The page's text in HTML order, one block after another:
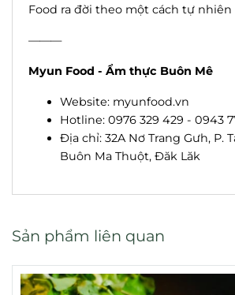
Food ra đời theo một cách tự
———
Myun Food - Ẩm thực Buôn Mê
Website: myunfood.vn
Hotline: 0976 329 429 - 0943
Địa chỉ: 32A Nơ Trang Gưh, P.
Buôn Ma Thuột, Đăk Lăk
Sản phẩm liên quan